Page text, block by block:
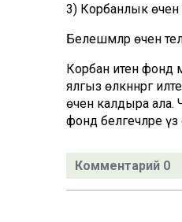
3) Корбанлык өчен
Белешмәләр өчен
Корбан итен фонд
ялгыз өлкәннәргә
өчен калдыра ала.
фонд белгечләре үз
Комментарий 0